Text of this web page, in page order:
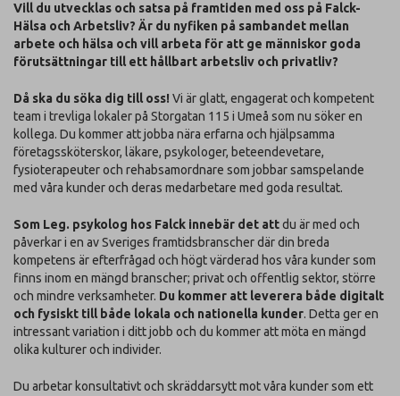
Vill du utvecklas och satsa på framtiden med oss på Falck-
Hälsa och Arbetsliv? Är du nyfiken på sambandet mellan
arbete och hälsa och vill arbeta för att ge människor goda
förutsättningar till ett hållbart arbetsliv och privatliv?
Då ska du söka dig till oss! Vi är glatt, engagerat och kompetent
team i trevliga lokaler på Storgatan 115 i Umeå som nu söker en
kollega. Du kommer att jobba nära erfarna och hjälpsamma
företagssköterskor, läkare, psykologer, beteendevetare,
fysioterapeuter och rehabsamordnare som jobbar samspelande
med våra kunder och deras medarbetare med goda resultat.
Som Leg. psykolog hos Falck innebär det attdu är med och
påverkar i en av Sveriges framtidsbranscher där din breda
kompetens är efterfrågad och högt värderad hos våra kunder som
finns inom en mängd branscher; privat och offentlig sektor, större
och mindre verksamheter. Du kommer att leverera både digitalt
och fysiskt till både lokala och nationella kunder. Detta ger en
intressant variation i ditt jobb och du kommer att möta en mängd
olika kulturer och individer.
Du arbetar konsultativt och skräddarsytt mot våra kunder som ett